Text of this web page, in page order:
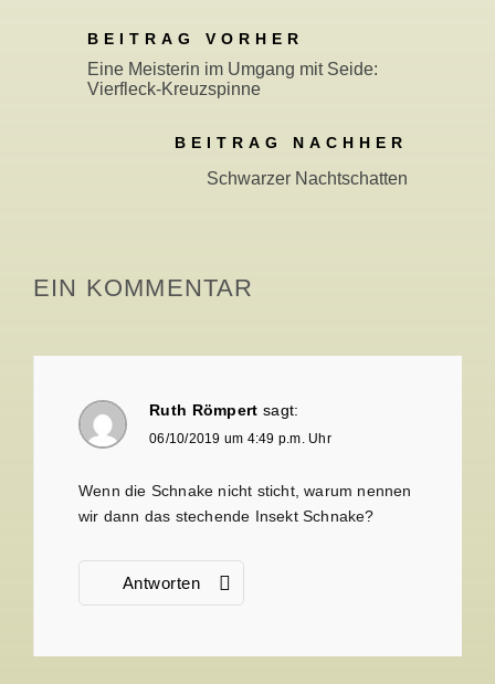
BEITRAG VORHER
Eine Meisterin im Umgang mit Seide:
Vierfleck-Kreuzspinne
BEITRAG NACHHER
Schwarzer Nachtschatten
EIN KOMMENTAR
Ruth Römpert sagt:
06/10/2019 um 4:49 p.m. Uhr
Wenn die Schnake nicht sticht, warum nennen
wir dann das stechende Insekt Schnake?
Antworten